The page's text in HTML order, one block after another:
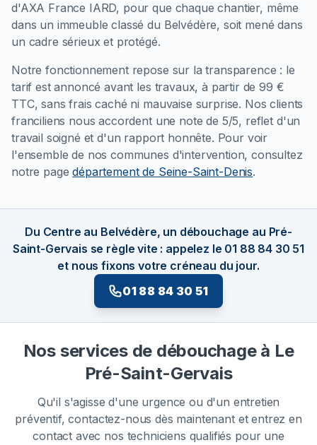
d'AXA France IARD, pour que chaque chantier, même
dans un immeuble classé du Belvédère, soit mené dans
un cadre sérieux et protégé.
Notre fonctionnement repose sur la transparence : le
tarif est annoncé avant les travaux, à partir de 99 €
TTC, sans frais caché ni mauvaise surprise. Nos clients
franciliens nous accordent une note de 5/5, reflet d'un
travail soigné et d'un rapport honnête. Pour voir
l'ensemble de nos communes d'intervention, consultez
notre pagedépartement de Seine-Saint-Denis.
Du Centre au Belvédère, un débouchage au Pré-
Saint-Gervais se règle vite : appelez le 01 88 84 30 51
et nous fixons votre créneau du jour.
01 88 84 30 51
Nos services de débouchage à Le
Pré-Saint-Gervais
Qu'il s'agisse d'une urgence ou d'un entretien
préventif, contactez-nous dès maintenant et entrez en
contact avec nos techniciens qualifiés pour une